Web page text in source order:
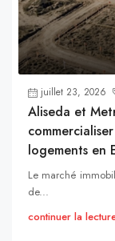
juillet 23, 2026
Aliseda et
logements en
Le marché
de...
continuer la